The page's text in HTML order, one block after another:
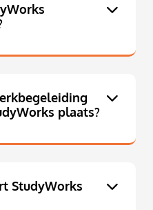
plaats?
StudyWorks